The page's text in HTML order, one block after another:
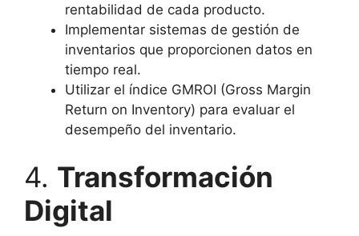
rentabilidad de cada producto.
Implementar sistemas de gestión de
inventarios que proporcionen datos en
tiempo real.
Utilizar el índice GMROI (Gross Margin
Return on Inventory) para evaluar el
desempeño del inventario.
4. Transformación
Digital